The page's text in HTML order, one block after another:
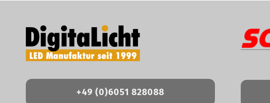
+49 (0)6051 828088